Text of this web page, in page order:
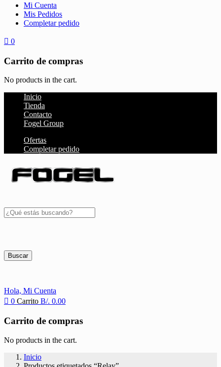
Mi Cuenta
Mis Pedidos
Completar pedido
0
Carrito de compras
No products in the cart.
Inicio
Tienda
Contacto
Fogel Group
Ofertas
Completar pedido
Buscar
Hola, Mi Cuenta
0 Carrito B/. 0.00
Carrito de compras
No products in the cart.
Inicio